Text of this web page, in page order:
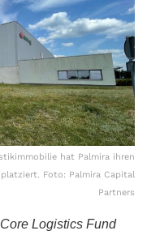
hat Palmira ihren
Foto: Palmira Capital
Partners
Logistics Fund